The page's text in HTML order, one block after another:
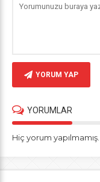
YORUM YAP
YORUMLAR
Hiç yorum yapılmamış.